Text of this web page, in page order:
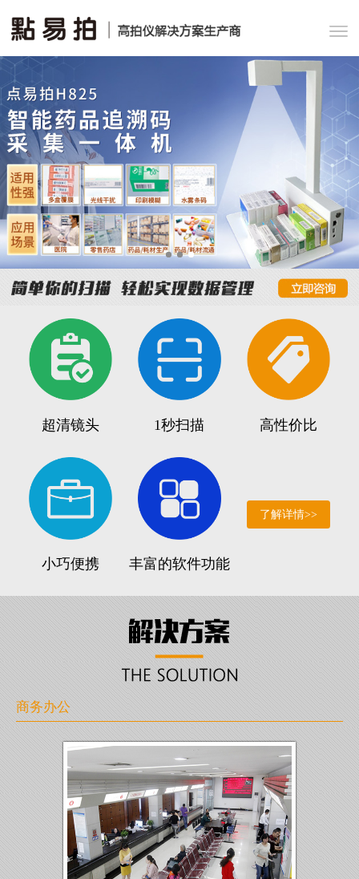
超清镜头 1秒扫描 高性价比
小巧便携 丰富的软件功能
了解详情>>
商务办公